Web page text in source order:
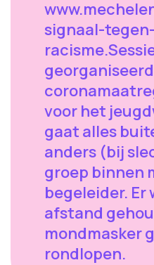
signaal-tegen-
voor het
gaat alles
anders (bij
groep binnen
begeleider. Er
afstand
mondmasker
rondlopen.